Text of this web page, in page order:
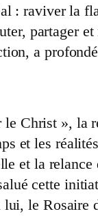
: raviver la
partager
a
Christ », la
et les
et la
cette
le Rosaire